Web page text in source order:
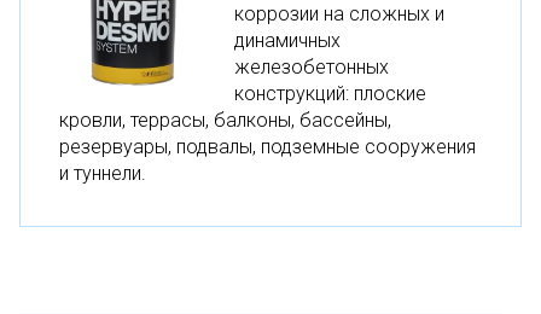
коррозии на сложных и
динамичных
железобетонных
конструкций: плоские
кровли, террасы, балконы, бассейны,
резервуары, подвалы, подземные сооружения
и туннели.